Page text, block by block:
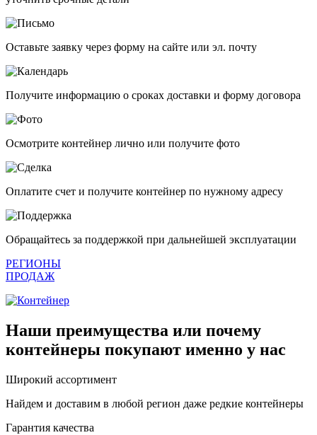
Оставьте заявку через форму на сайте или эл. почту
Получите информацию о сроках доставки и форму договора
Осмотрите контейнер лично или получите фото
Оплатите счет и получите контейнер по нужному адресу
Обращайтесь за поддержкой при дальнейшей эксплуатации
РЕГИОНЫ
ПРОДАЖ
Наши преимущества или почему
контейнеры покупают именно у нас
Широкий ассортимент
Найдем и доставим в любой регион даже редкие контейнеры
Гарантия качества